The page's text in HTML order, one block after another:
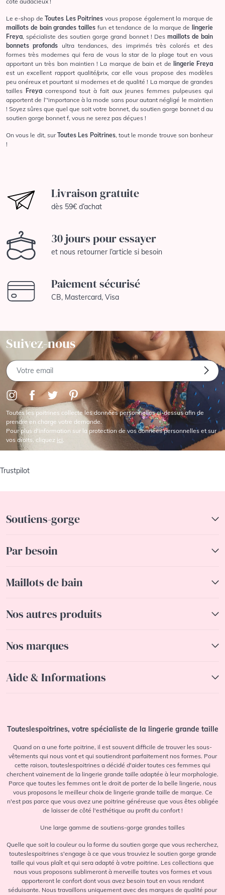
Le e-shop deToutes Les Poitrines vous propose également la marque de
maillots de bain grandes tailles fun et tendance de la marque de lingerie
Freya, spécialiste des soutien gorge grand bonnet ! Des maillots de bain
bonnets profonds ultra tendances, des imprimés très colorés et des
formes très modernes qui fera de vous la star de la plage tout en vous
apportant un très bon maintien ! La marque de bain et de lingerie Freya
est un excellent rapport qualité/prix, car elle vous propose des modèles
peu onéreux et pourtant si modernes et de qualité ! La marque de grandes
tailles Freya correspond tout à fait aux jeunes femmes pulpeuses qui
apportent de l’'importance à la mode sans pour autant négligé le maintien
! Soyez sûres que quel que soit votre bonnet, du soutien gorge bonnet d au
soutien gorge bonnet f, vous ne serez pas déçues !
On vous le dit, surToutes Les Poitrines, tout le monde trouve son bonheur
!
Livraison gratuite
dès 59€ d’achat
30 jours pour essayer
et nous retourner l’article si besoin
Paiement sécurisé
CB, Mastercard, Visa
Suivez-nous
Toutes les poitrines collecte les données personnelles ci-dessus afin de
prendre en charge votre demande.
Pour plus d'information sur la protection de vos données personnelles et sur
vos droits, cliquez ici
Trustpilot
Soutiens-gorge
Par besoin
Maillots de bain
Nos autres produits
Nos marques
Aide & Informations
Touteslespoitrines, votre spécialiste de la lingerie grande taille
Quand on a une forte poitrine, il est souvent difficile de trouver les sous-
vêtements qui nous vont et qui soutiendront parfaitement nos formes. Pour
cette raison, touteslespoitrines a décidé d'aider toutes ces femmes qui
cherchent vainement de la lingerie grande taille adaptée à leur morphologie.
Parce que toutes les femmes ont le droit de porter de la belle lingerie, nous
vous proposons le meilleur choix de lingerie grande taille de marque. Ce
n'est pas parce que vous avez une poitrine généreuse que vous êtes obligée
de laisser de côté l'esthétique au profit du confort !
Une large gamme de soutiens-gorge grandes tailles
Quelle que soit la couleur ou la forme du soutien gorge que vous recherchez,
touteslespoitrines s'engage à ce que vous trouviez le soutien gorge grande
taille qui vous plaît et qui sera adapté à votre poitrine. Les collections que
nous vous proposons sublimeront à merveille toutes vos formes et vous
apporteront le confort dont vous avez besoin tout en vous rendant
séduisante. Nous travaillons uniquement avec des marques de qualité pour